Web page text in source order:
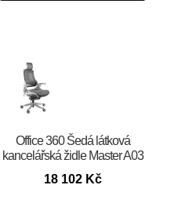
Office 360 Šedá látková
kancelářská židle Master A03
18 102 Kč